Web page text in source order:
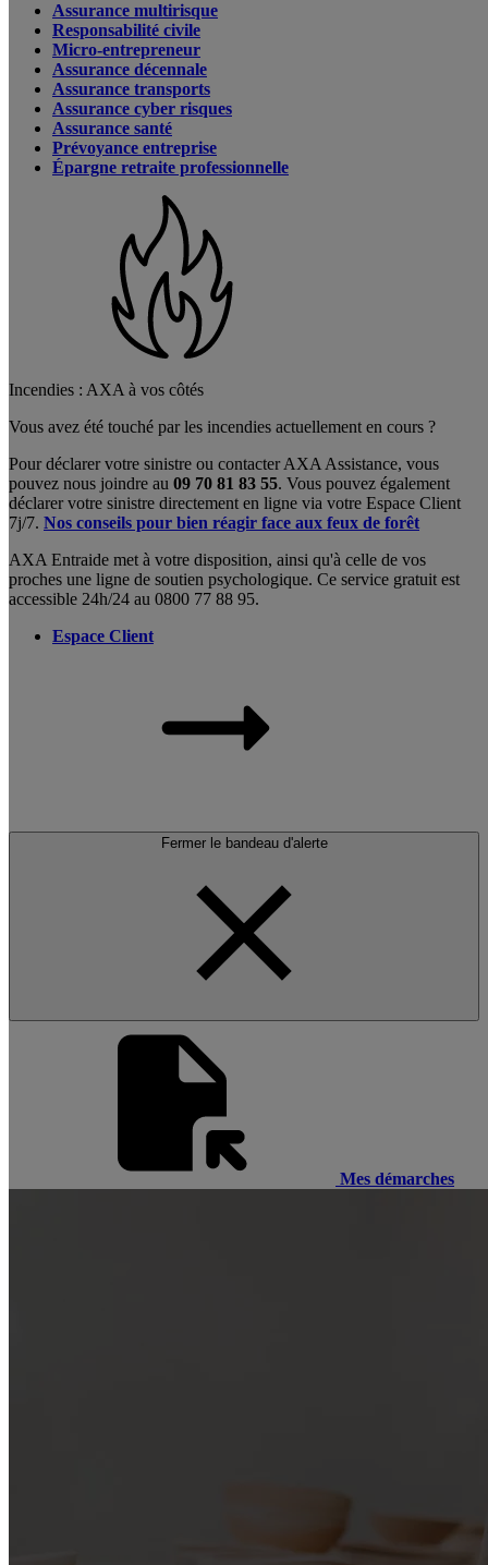
Assurance multirisque
Responsabilité civile
Micro-entrepreneur
Assurance décennale
Assurance transports
Assurance cyber risques
Assurance santé
Prévoyance entreprise
Épargne retraite professionnelle
Incendies : AXA à vos côtés
Vous avez été touché par les incendies actuellement en cours ?
Pour déclarer votre sinistre ou contacter AXA Assistance, vous
pouvez nous joindre au 09 70 81 83 55. Vous pouvez également
déclarer votre sinistre directement en ligne via votre Espace Client
7j/7. Nos conseils pour bien réagir face aux feux de forêt
AXA Entraide met à votre disposition, ainsi qu'à celle de vos
proches une ligne de soutien psychologique. Ce service gratuit est
accessible 24h/24 au 0800 77 88 95.
Espace Client
Fermer le bandeau d'alerte
Mes démarches